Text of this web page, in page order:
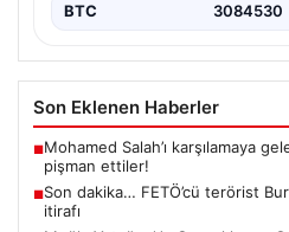
BTC 3084530
Son Eklenen Haberler
■Mohamed Salah’ı karşılamaya
pişman ettiler!
■Son dakika… FETÖ’cü terörist
itirafı